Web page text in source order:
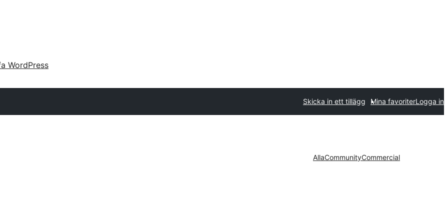
WordPress
Skicka in ett tillägg Mina favoriterLogga in
AllaCommunityCommercial